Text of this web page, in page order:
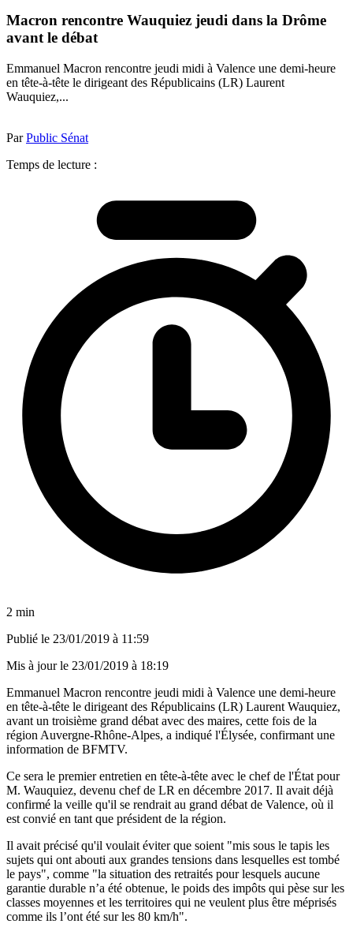
Macron rencontre Wauquiez jeudi dans la Drôme
avant le débat
Emmanuel Macron rencontre jeudi midi à Valence une demi-heure
en tête-à-tête le dirigeant des Républicains (LR) Laurent
Wauquiez,...
ParPublic Sénat
Temps de lecture :
2 min
Publié le 23/01/2019 à 11:59
Mis à jour le 23/01/2019 à 18:19
Emmanuel Macron rencontre jeudi midi à Valence une demi-heure
en tête-à-tête le dirigeant des Républicains (LR) Laurent Wauquiez,
avant un troisième grand débat avec des maires, cette fois de la
région Auvergne-Rhône-Alpes, a indiqué l'Élysée, confirmant une
information de BFMTV.
Ce sera le premier entretien en tête-à-tête avec le chef de l'État pour
M. Wauquiez, devenu chef de LR en décembre 2017. Il avait déjà
confirmé la veille qu'il se rendrait au grand débat de Valence, où il
est convié en tant que président de la région.
Il avait précisé qu'il voulait éviter que soient "mis sous le tapis les
sujets qui ont abouti aux grandes tensions dans lesquelles est tombé
le pays", comme "la situation des retraités pour lesquels aucune
garantie durable n’a été obtenue, le poids des impôts qui pèse sur les
classes moyennes et les territoires qui ne veulent plus être méprisés
comme ils l’ont été sur les 80 km/h".